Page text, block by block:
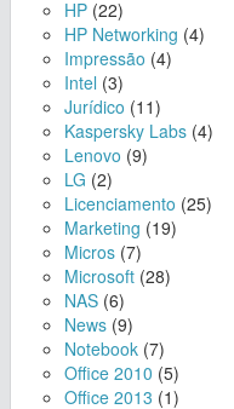
HP (22)
HP Networking (4)
Impressão (4)
Intel (3)
Jurídico (11)
Kaspersky Labs (4)
Lenovo (9)
LG (2)
Licenciamento (25)
Marketing (19)
Micros (7)
Microsoft (28)
NAS (6)
News (9)
Notebook (7)
Office 2010 (5)
Office 2013 (1)